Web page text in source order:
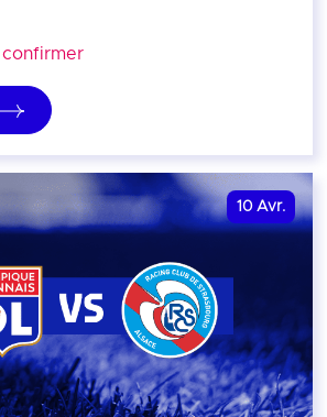
10 Avr.